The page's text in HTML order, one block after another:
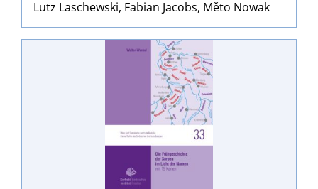
Lutz Laschewski, Fabian Jacobs, Měto Nowak